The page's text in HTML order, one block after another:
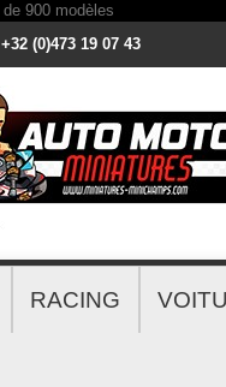
+32 (0)473 19 07 43
RACING